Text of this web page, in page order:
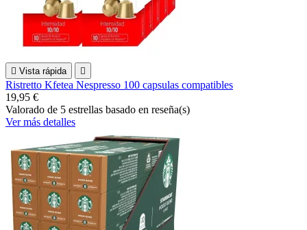
 Vista rápida 
Ristretto Kfetea Nespresso 100 capsulas compatibles
19,95 €
Valorado de 5 estrellas basado en reseña(s)
Ver más detalles